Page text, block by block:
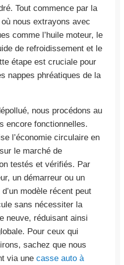
Tout commence par la
nous extrayons avec
comme l’huile moteur, le
de refroidissement et le
étape est cruciale pour
nappes phréatiques de la
nous procédons au
encore fonctionnelles.
l’économie circulaire en
le marché de
testés et vérifiés. Par
un démarreur ou un
modèle récent peut
sans nécessiter la
neuve, réduisant ainsi
Pour ceux qui
sachez que nous
via une casse auto à